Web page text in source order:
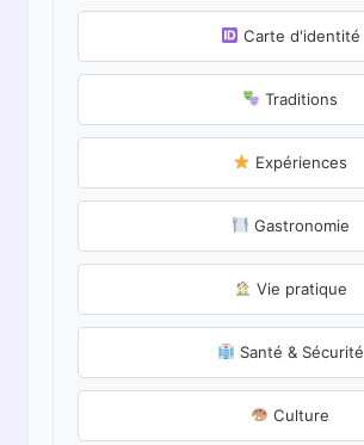
Carte d'identité
Traditions
Expériences
Gastronomie
Vie pratique
Santé & Sécurité
Culture